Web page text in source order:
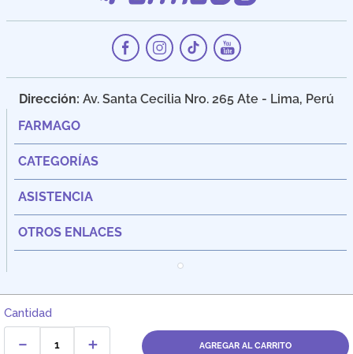
Cantidad
＋
－ AGREGAR AL CARRITO
Dirección: Av. Santa Cecilia Nro. 265 Ate - Lima, Perú
FARMAGO
CATEGORÍAS
ASISTENCIA
OTROS ENLACES